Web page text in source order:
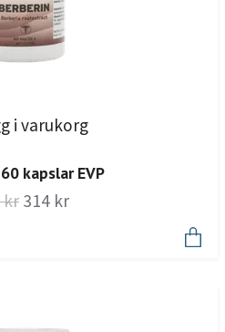
i varukorg
kapslar EVP
kr 314 kr